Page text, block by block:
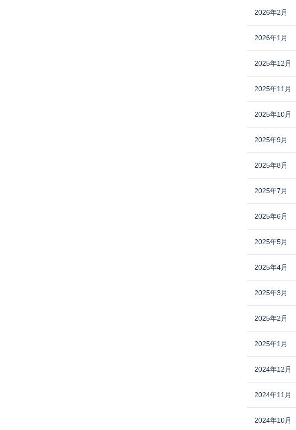
2026年2月
2026年1月
2025年12月
2025年11月
2025年10月
2025年9月
2025年8月
2025年7月
2025年6月
2025年5月
2025年4月
2025年3月
2025年2月
2025年1月
2024年12月
2024年11月
2024年10月